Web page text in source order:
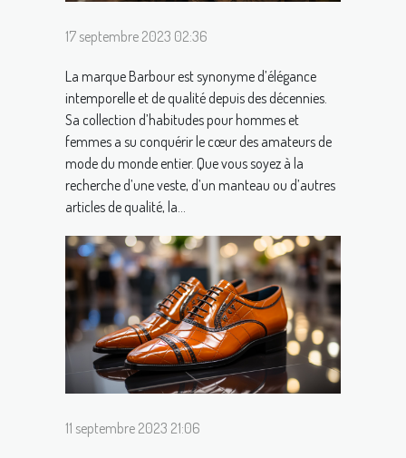
17 septembre 2023 02:36
La marque Barbour est synonyme d’élégance
intemporelle et de qualité depuis des décennies.
Sa collection d’habitudes pour hommes et
femmes a su conquérir le cœur des amateurs de
mode du monde entier. Que vous soyez à la
recherche d’une veste, d’un manteau ou d’autres
articles de qualité, la...
11 septembre 2023 21:06